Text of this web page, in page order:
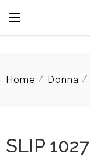
Home / Donna /
SLIP 1027